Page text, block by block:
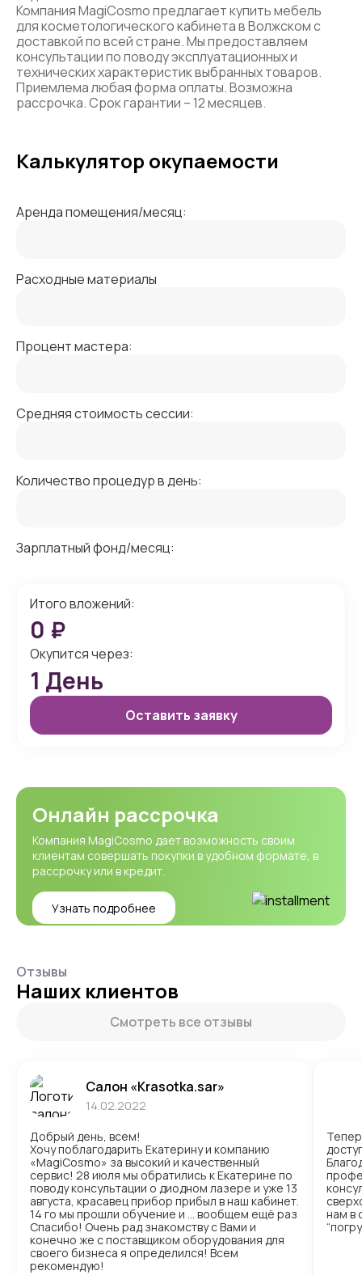
Компания MagiCosmo предлагает купить мебель
для косметологического кабинета в Волжском с
доставкой по всей стране. Мы предоставляем
консультации по поводу эксплуатационных и
технических характеристик выбранных товаров.
Приемлема любая форма оплаты. Возможна
рассрочка. Срок гарантии – 12 месяцев.
Калькулятор окупаемости
Аренда помещения/месяц:
Расходные материалы
Процент мастера:
Средняя стоимость сессии:
Количество процедур в день:
Зарплатный фонд/месяц:
Итого вложений:
0 ₽
Окупится через:
1 День
Оставить заявку
Онлайн рассрочка
Компания MagiCosmo дает возможность своим
клиентам совершать покупки в удобном формате, в
рассрочку или в кредит.
Узнать подробнее
Отзывы
Наших клиентов
Смотреть все отзывы
Салон «Krasotka.sar»
14.02.2022
Добрый день, всем!
Хочу поблагодарить Екатерину и компанию
«MagiCosmo» за высокий и качественный
сервис! 28 июля мы обратились к Екатерине по
поводу консультации о диодном лазере и уже 13
августа, красавец прибор прибыл в наш кабинет.
14 го мы прошли обучение и … вообщем ещё раз
Спасибо! Очень рад знакомству с Вами и
конечно же с поставщиком оборудования для
своего бизнеса я определился! Всем
рекомендую!
нам в